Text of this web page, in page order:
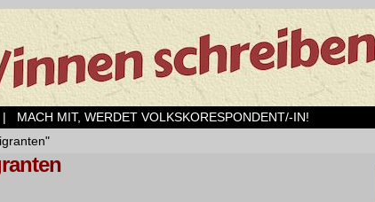
| MACH MIT, WERDET VOLKSKORESPONDENT/-IN!